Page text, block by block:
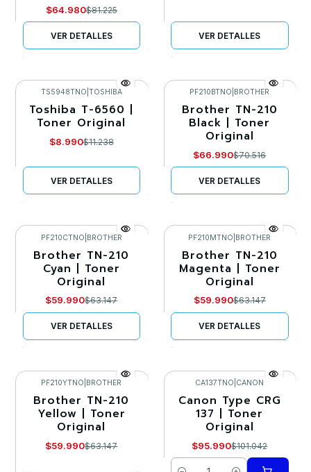
$64.980$81.225
VER DETALLES VER DETALLES
-20%
TS5948TNO TOSHIBA
Toshiba T-6560 |
Toner Original
$8.990$11.238
VER DETALLES
-5%
Agotado
PF210BTNO BROTHER
Brother TN-210
Black | Toner
Original
$66.990$70.516
VER DETALLES
-5%
Agotado
PF210CTNO BROTHER
Brother TN-210
Cyan | Toner
Original
$59.990$63.147
VER DETALLES
-5%
Agotado
PF210MTNO BROTHER
Brother TN-210
Magenta | Toner
Original
$59.990$63.147
VER DETALLES
-5%
Agotado
PF210YTNO BROTHER
Brother TN-210
Yellow | Toner
Original
$59.990$63.147
-5%
CA137TNO CANON
Canon Type CRG
137 | Toner
Original
$95.990$101.042